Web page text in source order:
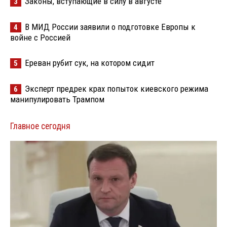
4
В МИД России заявили о подготовке Европы к
войне с Россией
5 Ереван рубит сук, на котором сидит
6
Эксперт предрек крах попыток киевского режима
манипулировать Трампом
Главное сегодня